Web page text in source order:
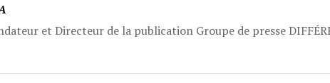
et Directeur de la publication Groupe de presse